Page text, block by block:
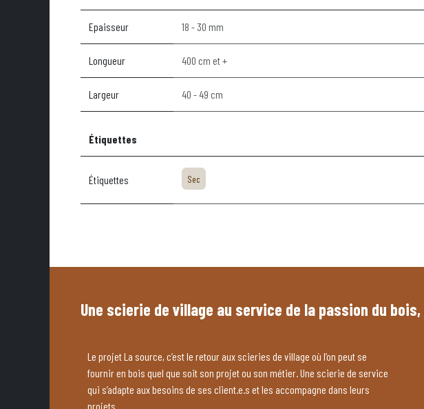
Epaisseur 18 - 30 mm
Longueur 400 cm et +
Largeur 40 - 49 cm
Étiquettes
Étiquettes Sec
Une scierie de village au service de la passion du bois,
Le projet La source, c’est le retour aux scieries de village où l’on peut se
fournir en bois quel que soit son projet ou son métier. Une scierie de service
qui s’adapte aux besoins de ses client.e.s et les accompagne dans leurs
projets.